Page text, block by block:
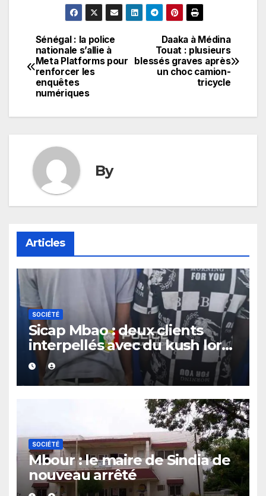
Navigation
de
l’article
Daaka à Médina
Touat : plusieurs
blessés graves après
un choc camion-
tricycle
Sénégal : la police
nationale s’allie à
Meta Platforms pour
renforcer les
enquêtes
numériques
By
Articles
SOCIÉTÉ
Sicap Mbao : deux clients
interpellés avec du kush lors
d’un contrôle de police dans
un bar
SOCIÉTÉ
Mbour : le maire de Sindia de
nouveau arrêté